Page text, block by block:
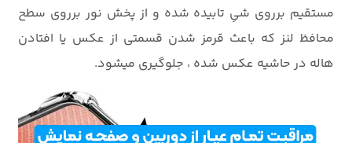
مستقیم برروی شیِ تابیده شده و از پخش نور برروی سطح
محافظ لنز که باعث قرمز شدن قسمتی از عکس یا افتادن
هاله در حاشیه عکس شده ، جلوگیری میشود.